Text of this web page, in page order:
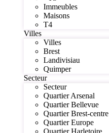
Immeubles
Maisons
T4
Villes
Villes
Brest
Landivisiau
Quimper
Secteur
Secteur
Quartier Arsenal
Quartier Bellevue
Quartier Brest-centre
Quartier Europe
Quartier Harletoire